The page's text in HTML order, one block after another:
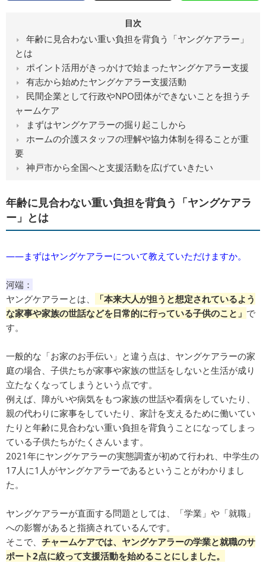
目次
年齢に見合わない重い負担を背負う「ヤングケアラー」
とは
ポイント活用がきっかけで始まったヤングケアラー支援
有志から始めたヤングケアラー支援活動
民間企業として行政やNPO団体ができないことを担うチ
ャームケア
まずはヤングケアラーの掘り起こしから
ホームの介護スタッフの理解や協力体制を得ることが重
要
神戸市から全国へと支援活動を広げていきたい
年齢に見合わない重い負担を背負う「ヤングケアラ
ー」とは
――まずはヤングケアラーについて教えていただけますか。
河端：
ヤングケアラーとは、
「本来大人が担うと想定されているよう
な家事や家族の世話などを日常的に行っている子供のこと」 で
す。
一般的な「お家のお手伝い」と違う点は、ヤングケアラーの家
庭の場合、子供たちが家事や家族の世話をしないと生活が成り
立たなくなってしまうという点です。
例えば、障がいや病気をもつ家族の世話や看病をしていたり、
親の代わりに家事をしていたり、家計を支えるために働いてい
たりと年齢に見合わない重い負担を背負うことになってしまっ
ている子供たちがたくさんいます。
2021年にヤングケアラーの実態調査が初めて行われ、中学生の
17人に1人がヤングケアラーであるということがわかりまし
た。
ヤングケアラーが直面する問題としては、「学業」や「就職」
への影響があると指摘されているんです。
そこで、 チャームケアでは、ヤングケアラーの学業と就職のサ
ポート2点に絞って支援活動を始めることにしま した。